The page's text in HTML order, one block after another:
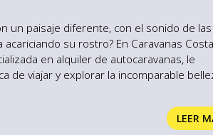
un paisaje diferente, con el sonido de
su rostro? En Caravanas
en alquiler de autocaravanas, le
de viajar y explorar la incomparable
aventura comienza en Asturias No es por
LEER